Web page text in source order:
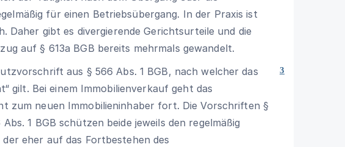
für einen Betriebsübergang. In der Praxis ist
Daher gibt es divergierende Gerichtsurteile und die
auf§ 613a BGB bereits mehrmals gewandelt.
3
aus § 566 Abs. 1 BGB, nach welcher das
gilt. Bei einem Immobilienverkauf geht das
zum neuen Immobilieninhaber fort. Die Vorschriften §
Abs. 1 BGB schützen beide jeweils den regelmäßig
eher auf das Fortbestehen des